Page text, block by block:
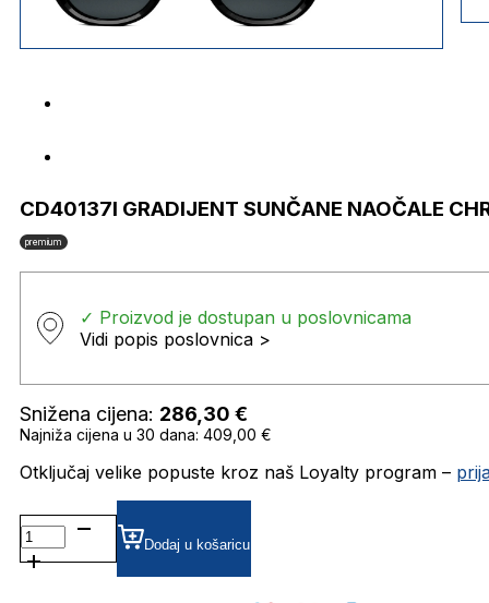
CD40137I GRADIJENT SUNČANE NAOČALE
premium
✓ Proizvod je dostupan u poslovnicama
Vidi popis poslovnica >
Snižena cijena: 286,30 €
Najniža cijena u 30 dana: 409,00 €
Otključaj velike popuste kroz naš Loyalty program –
CD40137I
GRADIJENT SUNČANE
NAOČALE
Dodaj u košaricu